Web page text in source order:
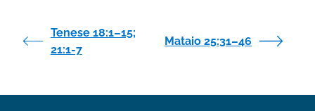
Tenese 18:1–15;
21:1-7
Mataio 25:31–46